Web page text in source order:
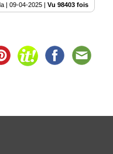
|09-04-2025 |Vu 98403 fois